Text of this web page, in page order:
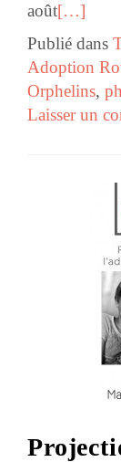
août[…]
Publié dans
Adoption
Orphelins,
Laisser un